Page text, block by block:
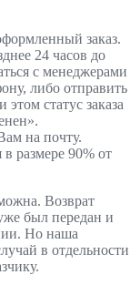
заказ.
24 часов до
с менеджерами
либо отправить
статус заказа
на почту.
в размере 90% от
Возврат
был передан и
Но наша
в отдельности